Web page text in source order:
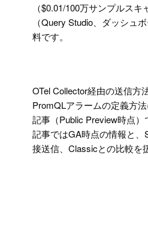
（$0.01/100万サンプルス
（Query Studio、ダッシュ
料です。
OTel Collector経由の送信方
PromQLアラームの定義方
記事（Public Preview時点
記事ではGA時点の情報と
接送信、Classicとの比較を